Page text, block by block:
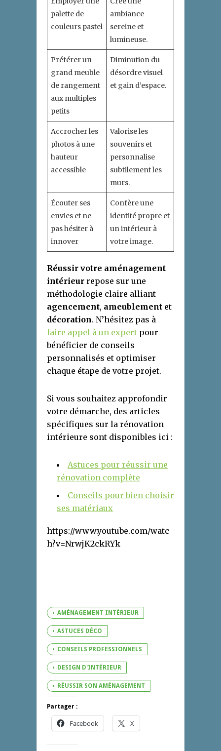
palette de
couleurs pastel
ambiance
sereine et
lumineuse.
Préférer un
grand meuble
de rangement
aux multiples
petits
Diminution du
désordre visuel
et gain d’espace.
Accrocher les
photos à une
hauteur
accessible
Valorise les
souvenirs et
personnalise
subtilement les
murs.
Écouter ses
envies et ne
pas hésiter à
innover
Confère une
identité propre et
un intérieur à
votre image.
Réussir votre aménagement
intérieur repose sur une
méthodologie claire alliant
agencement, ameublement et
décoration. N’hésitez pas à
faire appel à un expert pour
bénéficier de conseils
personnalisés et optimiser
chaque étape de votre projet.
Si vous souhaitez approfondir
votre démarche, des articles
spécifiques sur la rénovation
intérieure sont disponibles ici :
Astuces pour réussir une
rénovation complète
Conseils pour bien choisir
ses matériaux
https://www.youtube.com/watc
h?v=NrwjK2ckRYk
AMÉNAGEMENT INTÉRIEUR
ASTUCES DÉCO
CONSEILS PROFESSIONNELS
DESIGN D'INTÉRIEUR
RÉUSSIR SON AMÉNAGEMENT
Partager :
Facebook X